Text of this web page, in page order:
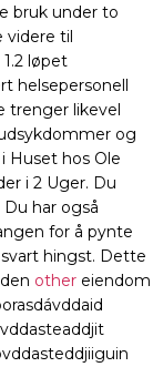
bruk under to
til
løpet
helsepersonell
trenger likevel
og
Huset hos Ole
i 2 Uger. Du
har også
for å pynte
hingst. Dette
other eiendom